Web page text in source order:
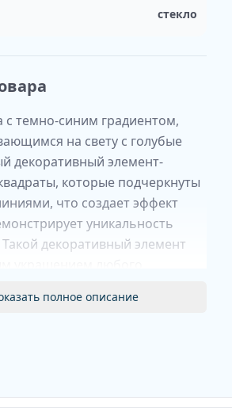
стекло
с темно-синим градиентом,
на свету с голубые
декоративный элемент-
которые подчеркнуты
что создает эффект
уникальность
декоративный элемент
и изысканный вкус. Диаметр
полное описание